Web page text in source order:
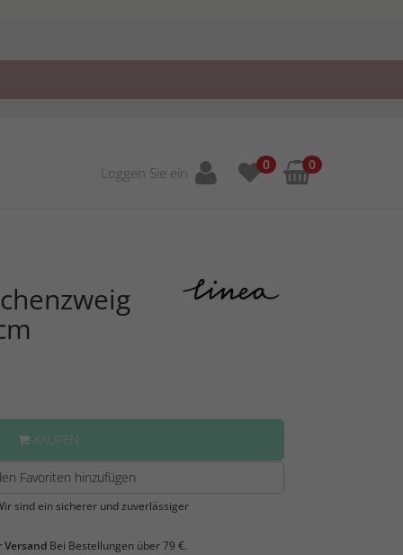
Loggen Sie ein 0 0
KAUFEN
Favoriten hinzufügen
sind ein sicherer und zuverlässiger
Bei Bestellungen über 79 €.